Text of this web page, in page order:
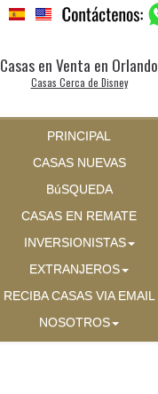
Casas en Venta en Orlando
Casas Cerca de Disney
PRINCIPAL
CASAS NUEVAS
BúSQUEDA
CASAS EN REMATE
INVERSIONISTAS
EXTRANJEROS
RECIBA CASAS VIA EMAIL
NOSOTROS